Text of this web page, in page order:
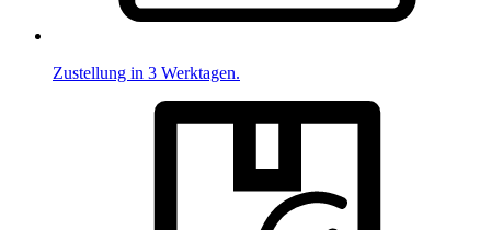
Zustellung in 3 Werktagen.